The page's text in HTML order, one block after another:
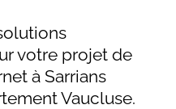
votre projet de
à Sarrians
Vaucluse.